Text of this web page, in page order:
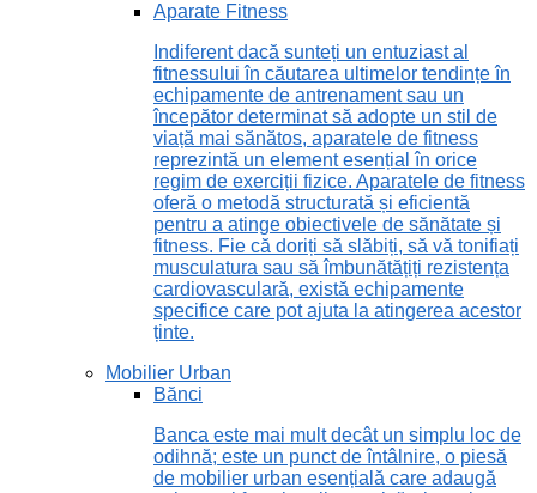
Aparate Fitness
Indiferent dacă sunteți un entuziast al
fitnessului în căutarea ultimelor tendințe în
echipamente de antrenament sau un
începător determinat să adopte un stil de
viață mai sănătos, aparatele de fitness
reprezintă un element esențial în orice
regim de exerciții fizice. Aparatele de fitness
oferă o metodă structurată și eficientă
pentru a atinge obiectivele de sănătate și
fitness. Fie că doriți să slăbiți, să vă tonifiați
musculatura sau să îmbunătățiți rezistența
cardiovasculară, există echipamente
specifice care pot ajuta la atingerea acestor
ținte.
Mobilier Urban
Bănci
Banca este mai mult decât un simplu loc de
odihnă; este un punct de întâlnire, o piesă
de mobilier urban esențială care adaugă